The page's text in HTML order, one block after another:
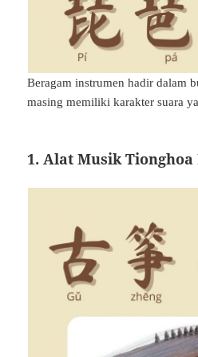
Beragam instrumen hadir dalam
masing memiliki karakter suara
1. Alat Musik Tionghoa